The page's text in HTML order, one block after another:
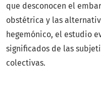
que desconocen el
obstétrica y las
hegemónico, el estudio
significados de las
colectivas.